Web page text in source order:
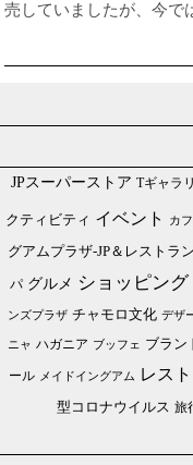
売していましたが、今
JPスーパーストア Tギャラ
クティビティ イベント カ
グアムプラザ-JP＆レストラン
パ グルメ ショッピング
ンズプラザ チャモロ文化 デザ
ニャ ハガニア ブッフェ ブラン
ール メイドイングアム レス
型コロナウイルス 旅